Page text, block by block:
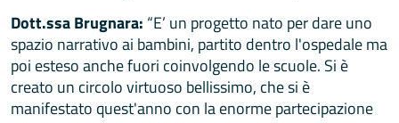
Dott.ssa Brugnara: “E’ un progetto nato per dare uno
spazio narrativo ai bambini, partito dentro l'ospedale ma
poi esteso anche fuori coinvolgendo le scuole. Si è
creato un circolo virtuoso bellissimo, che si è
manifestato quest'anno con la enorme partecipazione